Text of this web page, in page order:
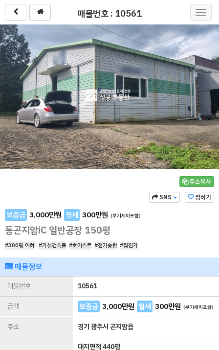
매물번호 : 10561
주소복사
찜하기
SNS
보증금 3,000만원 월세 300만원 (부가세미포함)
동곤지암iC 일반공장 150평
#300평 이하 #가설건축물 #호이스트 #전기승합 #집진기
매물정보
매물번호
10561
금액
보증금 3,000만원 월세 300만원 (부가세미포함)
주소 경기 광주시 곤지암읍
대지면적440평